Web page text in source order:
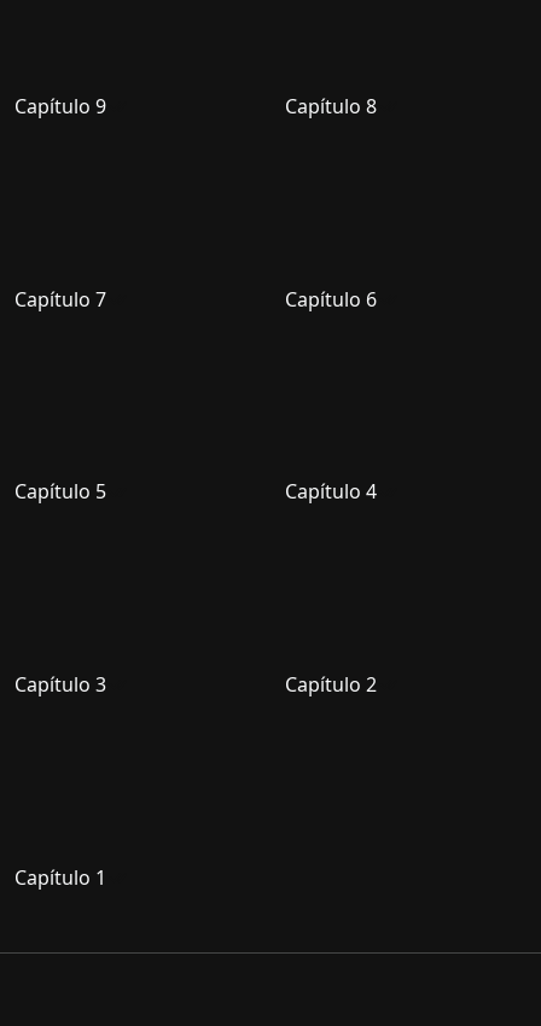
Capítulo 9 Capítulo 8
Capítulo 7 Capítulo 6
Capítulo 5 Capítulo 4
Capítulo 3 Capítulo 2
Capítulo 1